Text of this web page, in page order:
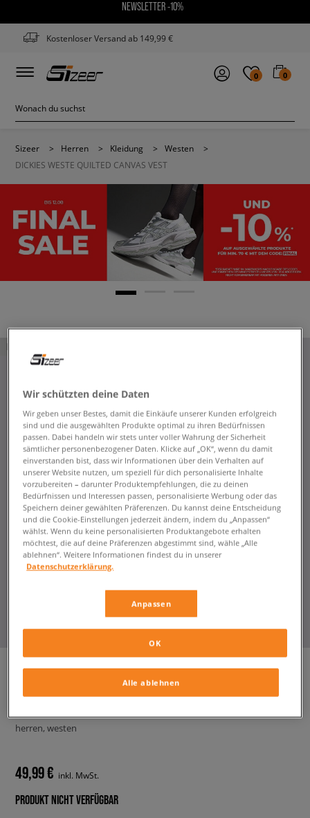
NEWSLETTER -10%
Kostenloser Versand ab 149,99 €
0 0
Sizeer > Herren > Kleidung > Westen
>
DICKIES WESTE QUILTED CANVAS VEST
PRODUKT NICHT VERFÜGBAR
DICKIES WESTE QUILTED
CANVAS VEST
herren, westen
49,99 € inkl. MwSt.
PRODUKT NICHT VERFÜGBAR
Wir schützten deine Daten
Wir geben unser Bestes, damit die Einkäufe unserer Kunden erfolgreich
sind und die ausgewählten Produkte optimal zu ihren Bedürfnissen
passen. Dabei handeln wir stets unter voller Wahrung der Sicherheit
sämtlicher personenbezogener Daten. Klicke auf „OK“, wenn du damit
einverstanden bist, dass wir Informationen über dein Verhalten auf
unserer Website nutzen, um speziell für dich personalisierte Inhalte
vorzubereiten – darunter Produktempfehlungen, die zu deinen
Bedürfnissen und Interessen passen, personalisierte Werbung oder das
Speichern deiner gewählten Präferenzen. Du kannst deine Entscheidung
und die Cookie-Einstellungen jederzeit ändern, indem du „Anpassen“
wählst. Wenn du keine personalisierten Produktangebote erhalten
möchtest, die auf deine Präferenzen abgestimmt sind, wähle „Alle
ablehnen“. Weitere Informationen findest du in unserer
Datenschutzerklärung.
Anpassen
Alle ablehnen
OK